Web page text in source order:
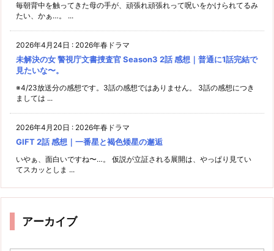
毎朝背中を触ってきた母の手が、頑張れ頑張れって呪いをかけられてるみ
たい、かぁ…。 ...
2026年4月24日 : 2026年春ドラマ
未解決の女 警視庁文書捜査官 Season3 2話 感想｜普通に1話完結で
見たいな〜。
※4/23放送分の感想です。3話の感想ではありません。 3話の感想につき
ましては ...
2026年4月20日 : 2026年春ドラマ
GIFT 2話 感想｜一番星と褐色矮星の邂逅
いやぁ、面白いですね〜…。 仮説が立証される展開は、やっぱり見てい
てスカッとしま ...
アーカイブ